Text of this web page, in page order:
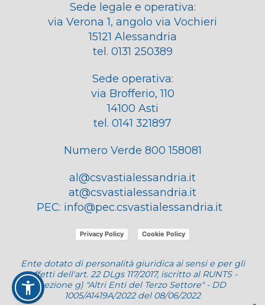
Sede legale e operativa:
via Verona 1, angolo via Vochieri
15121 Alessandria
tel. 0131 250389
Sede operativa:
via Brofferio, 110
14100 Asti
tel. 0141 321897
Numero Verde 800 158081
al@csvastialessandria.it
at@csvastialessandria.it
PEC: info@pec.csvastialessandria.it
Privacy Policy Cookie Policy
Ente dotato di personalità giuridica ai sensi e per gli
effetti dell'art. 22 DLgs 117/2017, iscritto al RUNTS -
sezione g) "Altri Enti del Terzo Settore" - DD
1005/A1419A/2022 del 08/06/2022